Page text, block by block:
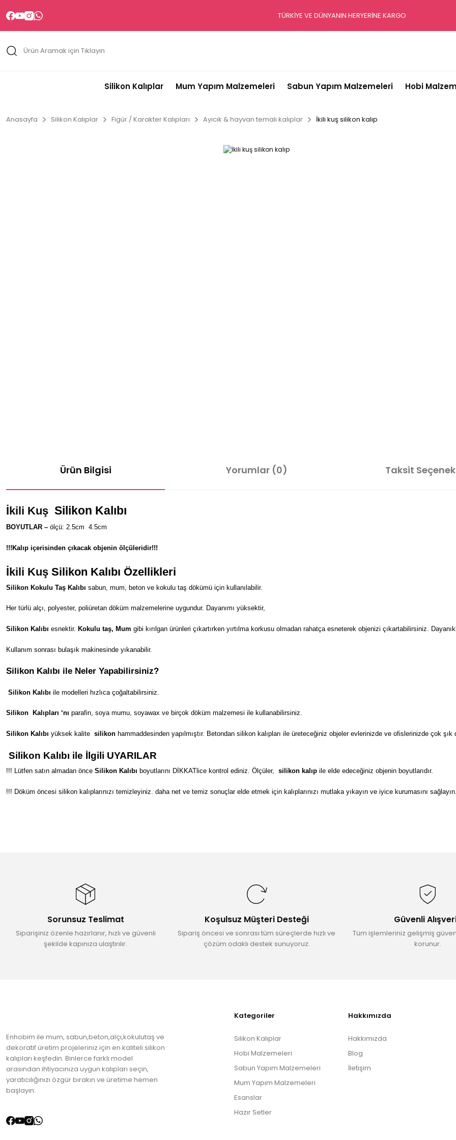
TÜRKİYE VE DÜNYANIN HERYERİNE KARGO
Silikon Kalıplar Mum Yapım Malzemeleri Sabun Yapım Malzemeleri Hobi
Anasayfa Silikon Kalıplar Figür / Karakter Kalıpları Ayıcık & hayvan temalı kalıplar İkili kuş silikon kalıp
Ürün Bilgisi Yorumlar (0) Taksit
İkili Kuş Silikon Kalıbı
BOYUTLAR – ölçü: 2.5cm 4.5cm
!!!Kalıp içerisinden çıkacak objenin ölçüleridir!!!
İkili Kuş Silikon Kalıbı Özellikleri
Silikon Kokulu Taş Kalıbı sabun, mum, beton ve kokulu taş dökümü için kullanılabilir.
Her türlü alçı, polyester, poliüretan döküm malzemelerine uygundur. Dayanımı yüksektir,
Silikon Kalıbı esnektir. Kokulu taş, Mum gibi kırılgan ürünleri çıkartırken yırtılma korkusu olmadan rahatça esneterek objenizi çıkartabilirsiniz.
Kullanım sonrası bulaşık makinesinde yıkanabilir.
Silikon Kalıbı ile Neler Yapabilirsiniz?
Silikon Kalıbı ile modelleri hızlıca çoğaltabilirsiniz.
Silikon Kalıpları ‘nı parafin, soya mumu, soyawax ve birçok döküm malzemesi ile kullanabilirsiniz.
Silikon Kalıbı yüksek kalite silikon hammaddesinden yapılmıştır. Betondan silikon kalıpları ile üreteceğiniz objeler evlerinizde ve ofislerinizde çok
Silikon Kalıbı ile İlgili UYARILAR
!!! Lütfen satın almadan önce Silikon Kalıbı boyutlarını DİKKATlice kontrol ediniz. Ölçüler, silikon kalıp ile elde edeceğiniz objenin boyutlarıdır.
!!! Döküm öncesi silikon kalıplarınızı temizleyiniz. daha net ve temiz sonuçlar elde etmek için kalıplarınızı mutlaka yıkayın ve iyice kurumasını sağlayın.
Ürün açıklamasında eksik bilgiler bulunuyor.
Ürün fiyatı diğer sitelerden daha pahalı.
Bu ürüne benzer farklı alternatifler olmalı.
Sorunsuz Teslimat
Siparişiniz özenle hazırlanır, hızlı ve güvenli
şekilde kapınıza ulaştırılır.
Koşulsuz Müşteri Desteği
Sipariş öncesi ve sonrası tüm süreçlerde hızlı ve
çözüm odaklı destek sunuyoruz.
Güvenli
Tüm işlemleriniz gelişmiş
korunur.
Enhobim ile mum, sabun,beton,alçı,kokulutaş ve
dekoratif üretim projeleriniz için en kaliteli silikon
kalıpları keşfedin. Binlerce farklı model
arasından ihtiyacınıza uygun kalıpları seçin,
yaratıcılığınızı özgür bırakın ve üretime hemen
başlayın.
Kategoriler
Silikon Kalıplar
Hobi Malzemeleri
Sabun Yapım Malzemeleri
Mum Yapım Malzemeleri
Esanslar
Hazır Setler
Hakkımızda
Hakkımızda
Blog
İletişim